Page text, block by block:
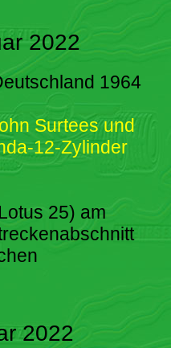
2022
1964
Surtees und
12-Zylinder
25) am
2022